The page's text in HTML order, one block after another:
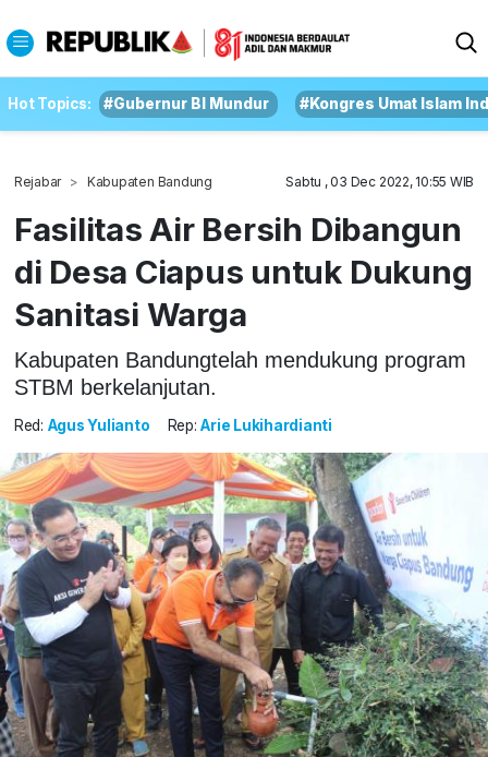
Hot Topics: #Gubernur BI Mundur #Kongres Umat Islam
Rejabar Kabupaten Bandung Sabtu , 03 Dec 2022, 10:55 WIB
Fasilitas Air Bersih Dibangun
di Desa Ciapus untuk Dukung
Sanitasi Warga
Kabupaten Bandungtelah mendukung program
STBM berkelanjutan.
Red: Agus Yulianto Rep: Arie Lukihardianti